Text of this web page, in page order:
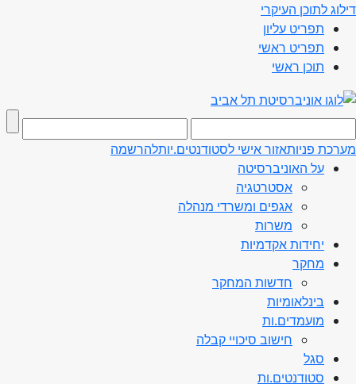
דילוג לתוכן העיקרי
תפריט עליון
תפריט ראשי
תוכן ראשי
מערכת פניותאזור אישי לסטודנטים.יותלהרשמה
על האוניברסיטה
אסטרטגיה
אגפים ומשרדי מנהלה
משרות
יחידות אקדמיות
מחקר
חדשות המחקר
בינלאומיות
מועמדים.ות
חישוב סיכויי קבלה
סגל
סטודנטים.ות